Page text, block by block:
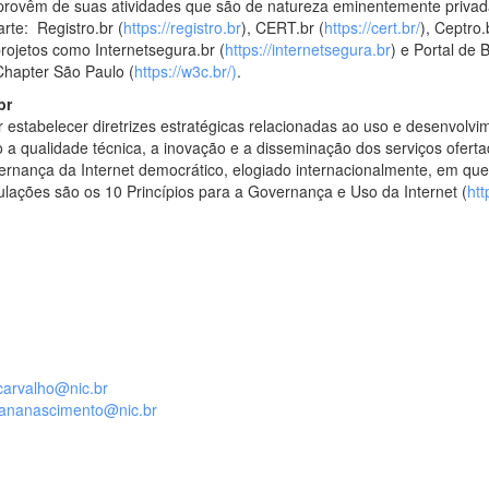
de suas atividades que são de natureza eminentemente
Registro.br (https://registro.br), CERT.br (https://cert.br/),
como Internetsegura.br (https://internetsegura.br) e Portal de
São Paulo (https://w3c.br/).
diretrizes estratégicas relacionadas ao uso e
qualidade técnica, a inovação e a disseminação dos serviços
da Internet democrático, elogiado internacionalmente, em
são os 10 Princípios para a Governança e Uso da Internet (